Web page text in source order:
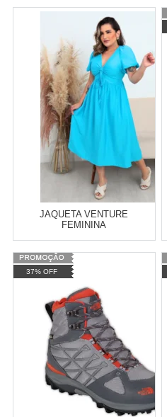
JAQUETA VENTURE
FEMININA
Atacado: R$
Revendedor)
RAFAELANOVEMBRO2022
COMPRAR
37% OFF